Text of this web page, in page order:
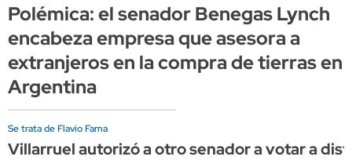
Polémica: el senador Benegas Lynch
encabeza empresa que asesora a
extranjeros en la compra de tierras en
Argentina
Se trata de Flavio Fama
Villarruel autorizó a otro senador a votar a